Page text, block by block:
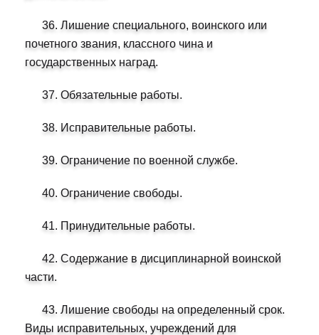
36. Лишение специального, воинского или
почетного звания, классного чина и
государственных наград.
37. Обязательные работы.
38. Исправительные работы.
39. Ограничение по военной службе.
40. Ограничение свободы.
41. Принудительные работы.
42. Содержание в дисциплинарной воинской
части.
43. Лишение свободы на определенный срок.
Виды исправительных, учреждений для